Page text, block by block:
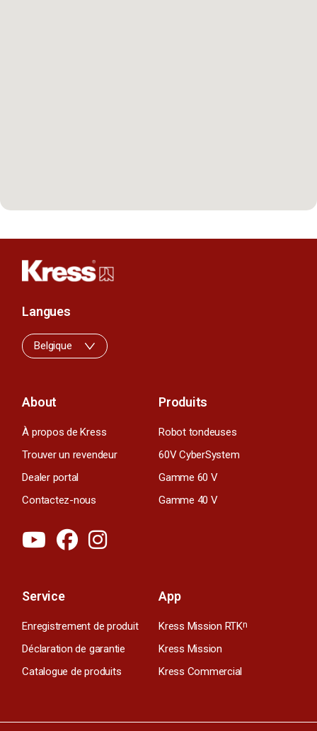
About
À propos de Kress
Trouver un revendeur
Dealer portal
Contactez-nous
Produits
Robot tondeuses
60V CyberSystem
Gamme 60 V
Gamme 40 V
Service
Enregistrement de produit
Déclaration de garantie
Catalogue de produits
App
Kress Mission RTKn
Kress Mission
Kress Commercial
Langues
Belgique